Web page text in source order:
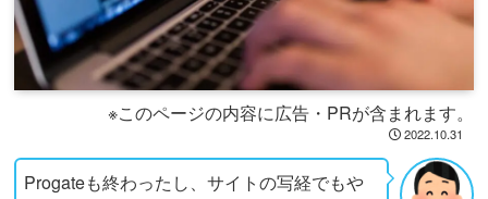
※このページの内容に広告・PRが含まれます。
2022.10.31
Progateも終わったし、サイトの写経でもや